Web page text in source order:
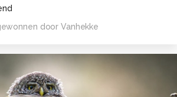
doorVanhekke